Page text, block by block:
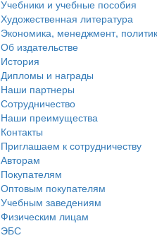
Учебники и учебные пособия
Художественная литература
Экономика, менеджмент,
Об издательстве
История
Дипломы и награды
Наши партнеры
Сотрудничество
Наши преимущества
Контакты
Приглашаем к сотрудничеству
Авторам
Покупателям
Оптовым покупателям
Учебным заведениям
Физическим лицам
ЭБС